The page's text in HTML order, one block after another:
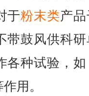
于粉末类产
带鼓风供科
各种试验，
用。